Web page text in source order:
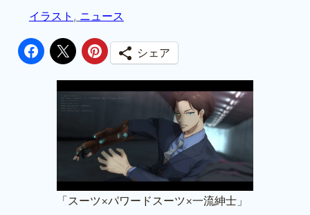
イラスト , ニュース
シェア
「スーツ×パワードスーツ×一流紳士」